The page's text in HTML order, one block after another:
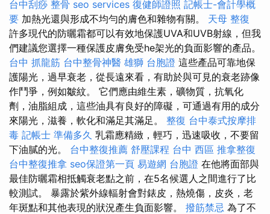
台中刮痧 整骨 seo services 復健師證照 記帳士-會計學概
要 加熱光還與形成不均勻的膚色和雜物有關。 天母 整復
許多現代的防曬霜都可以有效地保護UVA和UVB射線，但我
們建議您選擇一種保護皮膚免受he架光的負面影響的產品。
台中 抓龍筋 台中整骨神醫 雄獅 台胞證 這些產品可靠地保
護陽光，過早衰老，從長遠來看，有助於與可見的衰老跡像
作鬥爭，例如皺紋。 它們應由維生素，礦物質，抗氧化
劑，油脂組成，這些油具有良好的障礙，可通過有用的成分
來陽光，滋養，軟化和滿足其滿足。 整復 台中泰式按摩排
毒 記帳士 準備多久 乳霜應精緻，輕巧，迅速吸收，不要留
下油膩的光。 台中整復推薦 舒壓課程 台中 西區 推拿整復
台中整復推拿 seo保證第一頁 易遊網 台胞證 在他將面部與
最佳防曬霜相抵觸衰老點之前，在5名候選人之間進行了比
較測試。 暴露於紫外線輻射會對錶皮，熱燒傷，皮炎，老
年斑點和其他表現的狀況產生負面影響。 撥筋禁忌 為了不